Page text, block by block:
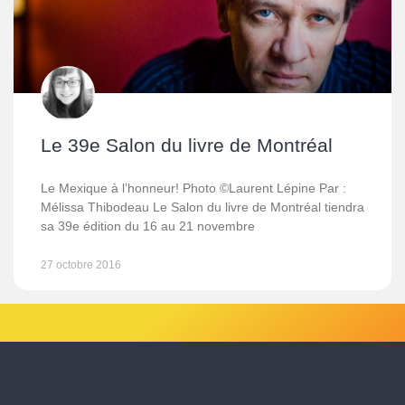
Le 39e Salon du livre de Montréal
Le Mexique à l’honneur! Photo ©Laurent Lépine Par :
Mélissa Thibodeau Le Salon du livre de Montréal tiendra
sa 39e édition du 16 au 21 novembre
27 octobre 2016